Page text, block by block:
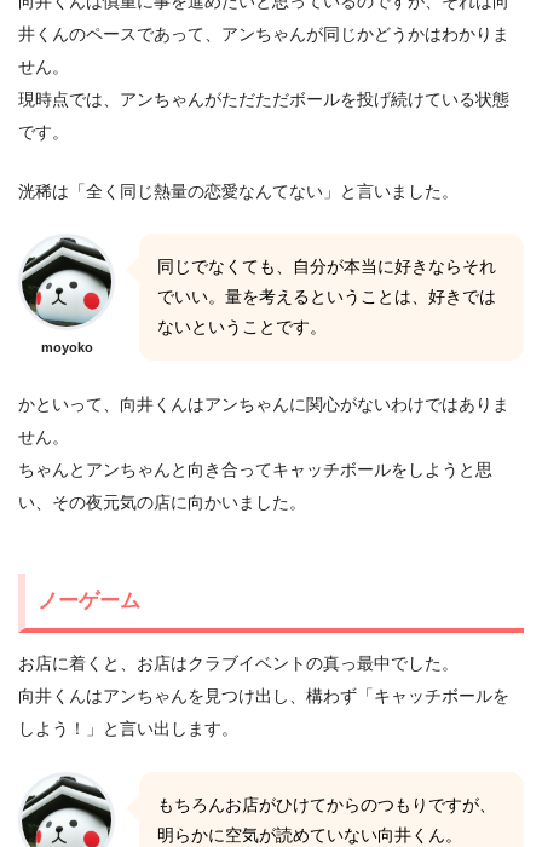
井くんのペースであって、アンちゃんが同じかどうかはわかりま
せん。
現時点では、アンちゃんがただただボールを投げ続けている状態
です。
洸稀は「全く同じ熱量の恋愛なんてない」と言いました。
moyoko
同じでなくても、自分が本当に好きならそれ
でいい。量を考えるということは、好きでは
ないということです。
かといって、向井くんはアンちゃんに関心がないわけではありま
せん。
ちゃんとアンちゃんと向き合ってキャッチボールをしようと思
い、その夜元気の店に向かいました。
ノーゲーム
お店に着くと、お店はクラブイベントの真っ最中でした。
向井くんはアンちゃんを見つけ出し、構わず「キャッチボールを
しよう！」と言い出します。
もちろんお店がひけてからのつもりですが、
明らかに空気が読めていない向井くん。